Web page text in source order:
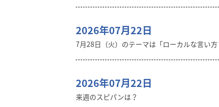
2026年07月22日
7月28日（火）のテーマは「ローカルな言い方
2026年07月22日
来週のスピパンは？